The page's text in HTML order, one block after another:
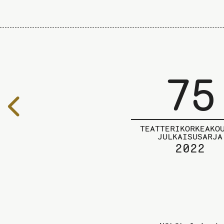
75
JULKAISUSARJA
2022